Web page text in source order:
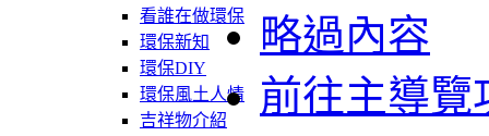
看誰在做環保
環保新知
環保DIY
環保風土人情
吉祥物介紹
略過內容
前往主導覽